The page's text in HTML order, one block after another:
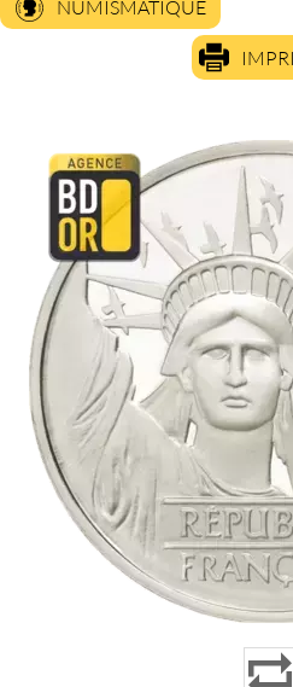
NUMISMATIQUE